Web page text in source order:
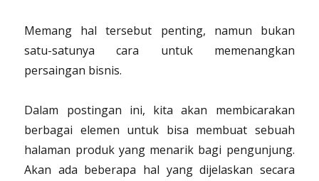
Memang hal tersebut penting, namun bukan
satu-satunya cara untuk memenangkan
persaingan bisnis.
Dalam postingan ini, kita akan membicarakan
berbagai elemen untuk bisa membuat sebuah
halaman produk yang menarik bagi pengunjung.
Akan ada beberapa hal yang dijelaskan secara